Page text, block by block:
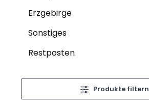
Erzgebirge
Sonstiges
Restposten
Produkte filtern